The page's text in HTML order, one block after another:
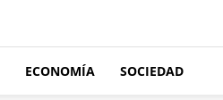
ECONOMÍA SOCIEDAD